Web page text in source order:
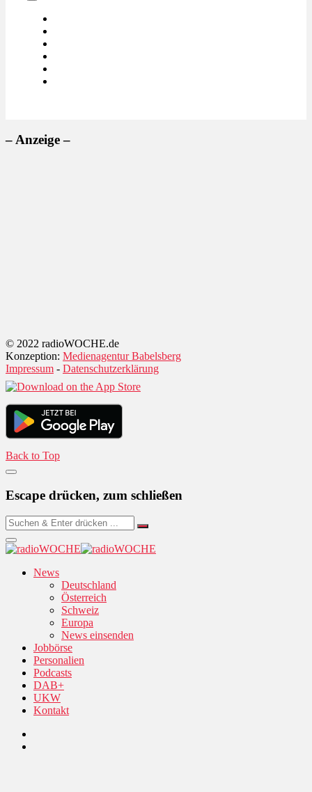
– Anzeige –
© 2022 radioWOCHE.de
Konzeption: Medienagentur Babelsberg
Impressum - Datenschutzerklärung
Back to Top
Escape drücken, zum schließen
News
Deutschland
Österreich
Schweiz
Europa
News einsenden
Jobbörse
Personalien
Podcasts
DAB+
UKW
Kontakt